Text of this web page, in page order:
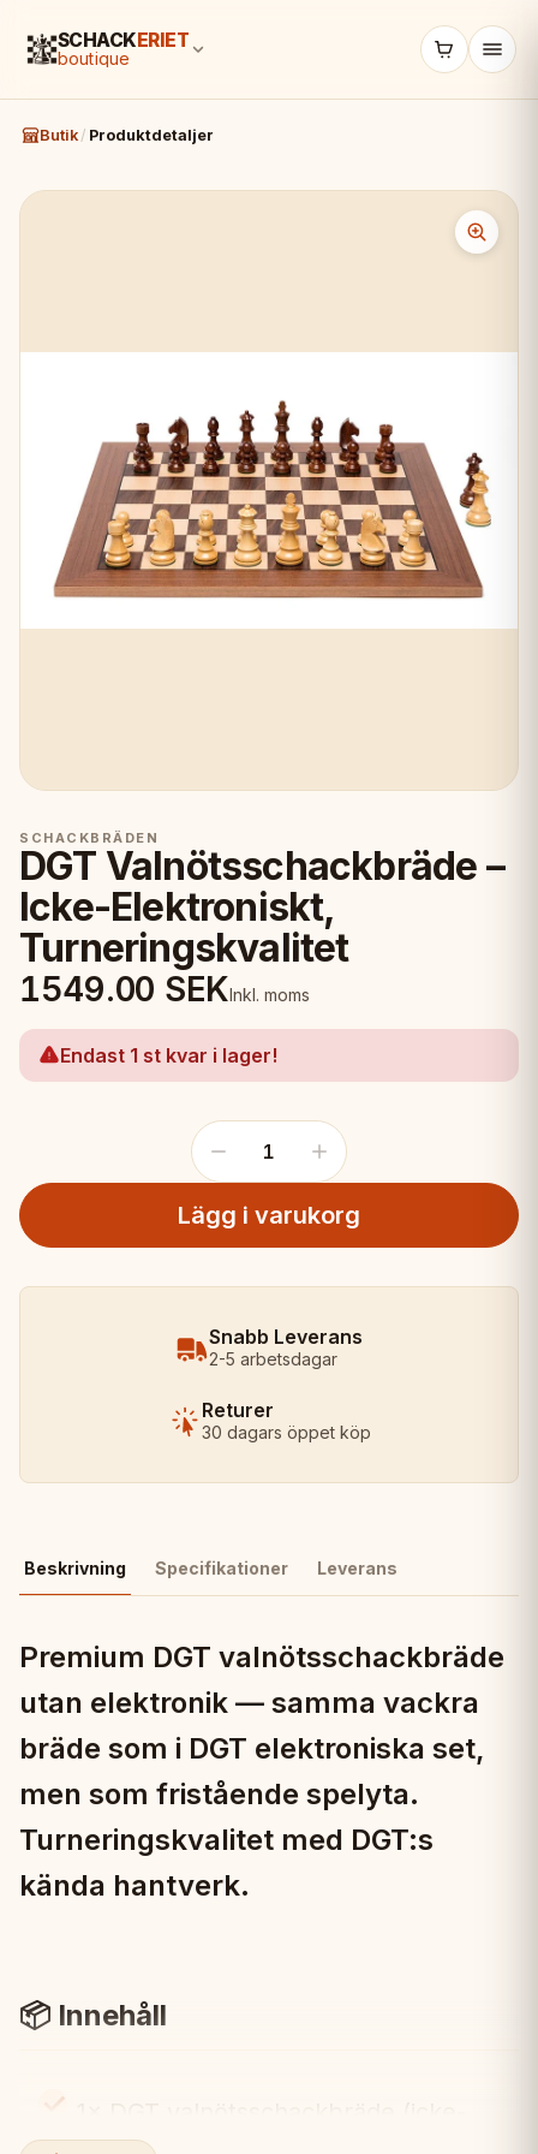
SCHACKERIET
boutique
Butik / Produktdetaljer
SCHACKBRÄDEN
DGT Valnötsschackbräde –
Icke-Elektroniskt,
Turneringskvalitet
1549.00 SEKInkl. moms
Endast 1 st kvar i lager!
1
Lägg i varukorg
Snabb Leverans
2-5 arbetsdagar
Returer
30 dagars öppet köp
Beskrivning Specifikationer Leverans
Premium DGT valnötsschackbräde
utan elektronik — samma vackra
bräde som i DGT elektroniska set,
men som fristående spelyta.
Turneringskvalitet med DGT:s
kända hantverk.
📦 Innehåll